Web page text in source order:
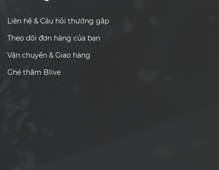
Liên hệ & Câu hỏi thường gặp
Theo dõi đơn hàng của bạn
Vận chuyển & Giao hàng
Ghé thăm Blive